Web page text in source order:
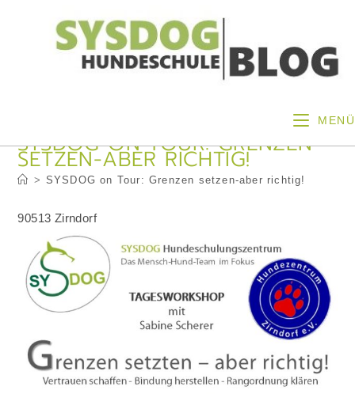
MENÜ
SYSDOG ON TOUR: GRENZEN
SETZEN-ABER RICHTIG!
> SYSDOG on Tour: Grenzen setzen-aber richtig!
90513 Zirndorf